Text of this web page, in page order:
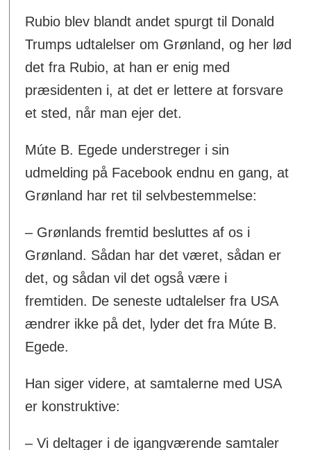
Rubio blev blandt andet spurgt til Donald
Trumps udtalelser om Grønland, og her lød
det fra Rubio, at han er enig med
præsidenten i, at det er lettere at forsvare
et sted, når man ejer det.
Múte B. Egede understreger i sin
udmelding på Facebook endnu en gang, at
Grønland har ret til selvbestemmelse:
– Grønlands fremtid besluttes af os i
Grønland. Sådan har det været, sådan er
det, og sådan vil det også være i
fremtiden. De seneste udtalelser fra USA
ændrer ikke på det, lyder det fra Múte B.
Egede.
Han siger videre, at samtalerne med USA
er konstruktive:
– Vi deltager i de igangværende samtaler